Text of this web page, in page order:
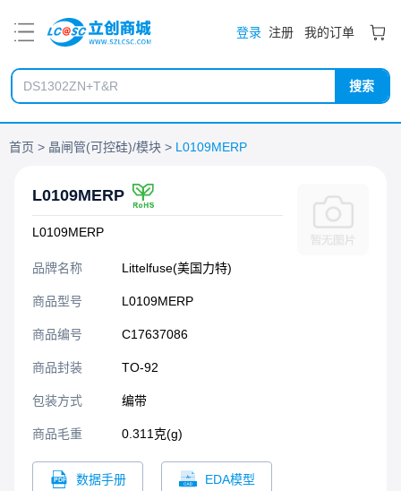
登录 注册 我的订单
搜索
首页 晶闸管(可控硅)/模块 L0109MERP
L0109MERP
L0109MERP
品牌名称 Littelfuse(美国力特)
商品型号 L0109MERP
商品编号 C17637086
商品封装 TO-92​
包装方式 编带
商品毛重 0.311克(g)
数据手册 EDA模型